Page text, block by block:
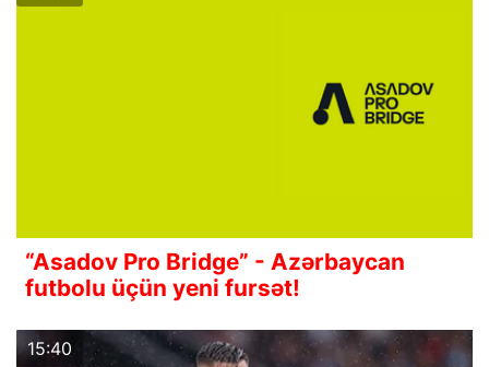
“Asadov Pro Bridge” - Azərbaycan
futbolu üçün yeni fursət!
15:40